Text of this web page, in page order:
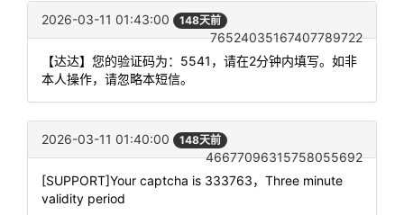
2026-03-11 01:43:00 148天前
76524035167407789722
【达达】您的验证码为：5541，请在2分钟内填写。如非
本人操作，请忽略本短信。
2026-03-11 01:40:00 148天前
46677096315758055692
[SUPPORT]Your captcha is 333763，Three minute
validity period